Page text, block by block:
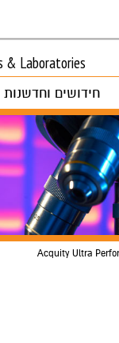
& Laboratories
חידושים וחדשנות
Acquity Ultra